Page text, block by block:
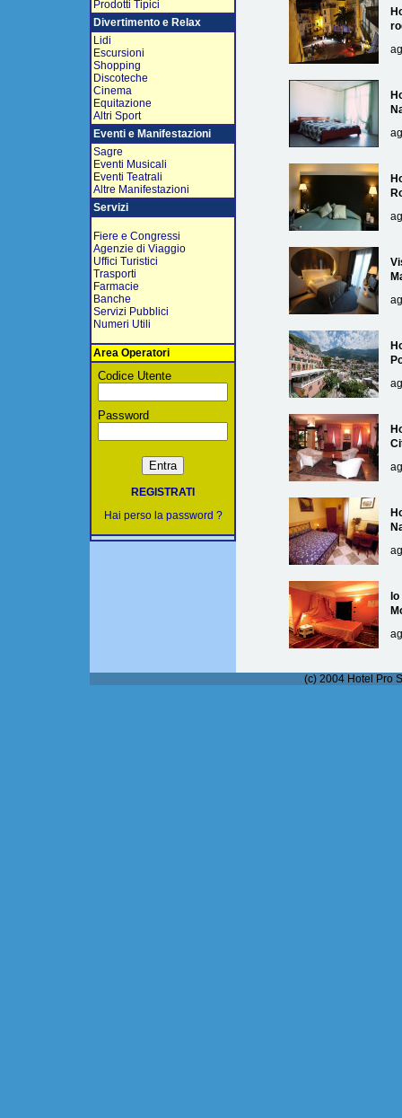
Prodotti Tipici
Divertimento e Relax
Lidi
Escursioni
Shopping
Discoteche
Cinema
Equitazione
Altri Sport
Eventi e Manifestazioni
Sagre
Eventi Musicali
Eventi Teatrali
Altre Manifestazioni
Servizi
Fiere e Congressi
Agenzie di Viaggio
Uffici Turistici
Trasporti
Farmacie
Banche
Servizi Pubblici
Numeri Utili
Area Operatori
Codice Utente
Password
REGISTRATI
Hai perso la password ?
(c) 2004 Hotel Pro